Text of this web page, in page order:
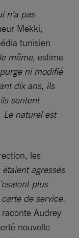
n’a pas
Mekki,
tunisien
même, estime
ni modifié
dix ans, ils
sentent
naturel est
les
étaient agressés
plus
de service.
Audrey
nouvelle